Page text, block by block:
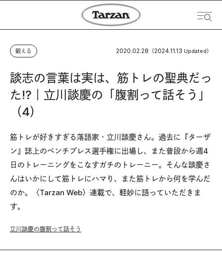
鍛える 2020.02.28 （2024.11.13 Updated）
談志の言葉は実は、筋トレの聖典だっ
た!?｜立川談慶の「腹割って話そう」
（4）
筋トレが好きすぎる落語家・立川談慶さん。過去に『ターザ
ン』誌上のベンチプレス選手権に出場し、また普段から週4
日のトレーニングをこなすガチのトレーニー。そんな談慶さ
んはいかにして筋トレにハマり、また筋トレから何を学んだ
のか。〈Tarzan Web〉連載で、軽妙に語っていただきま
す。
立川談慶の腹割って話そう